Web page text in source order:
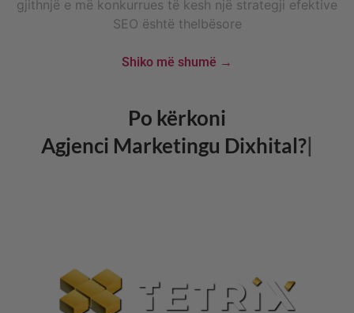
gjithnjë e më konkurrues të kesh një strategji efektive
SEO është thelbësore
Shiko më shumë →
Po kërkoni
Agjenci Marketingu Dixhital?